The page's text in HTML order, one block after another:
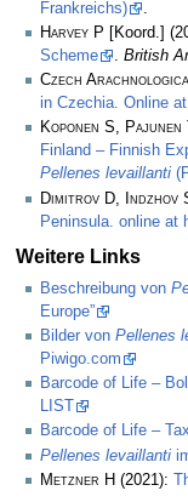
Frankreichs)
Harvey P [Koord.]
Scheme
. British
Czech
in Czechia. Online
Koponen S,
Finland – Finnish
Pellenes levaillanti
Dimitrov D, Indzhov
Peninsula. online at
Weitere Links
Beschreibung von
Europe”
Bilder von Pellenes
Piwigo.com
Barcode of Life –
LIST
Barcode of Life –
Pellenes levaillanti
Metzner H (2021):